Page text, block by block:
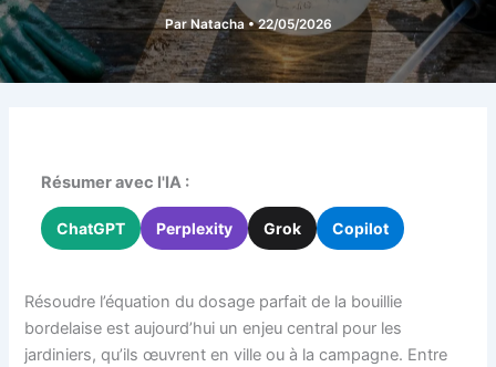
ParNatacha •22/05/2026
Résumer avec l'IA :
ChatGPT Perplexity Grok Copilot
Résoudre l’équation du dosage parfait de la bouillie
bordelaise est aujourd’hui un enjeu central pour les
jardiniers, qu’ils œuvrent en ville ou à la campagne. Entre